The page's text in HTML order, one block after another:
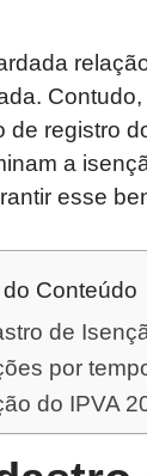
de registro
a
esse
Conteúdo
de
por
do IPVA